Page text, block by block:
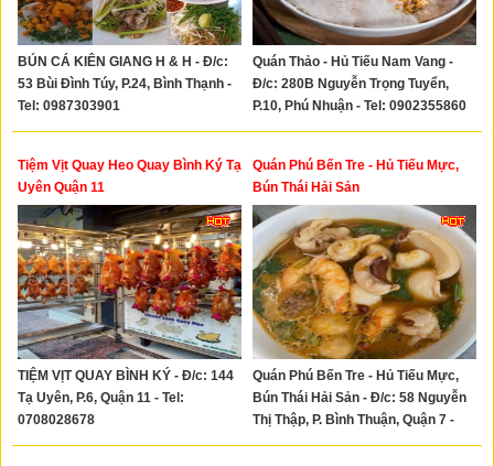
BÚN CÁ KIÊN GIANG H & H - Đ/c:
53 Bùi Đình Túy, P.24, Bình Thạnh -
Tel: 0987303901
Quán Thảo - Hủ Tiếu Nam Vang -
Đ/c: 280B Nguyễn Trọng Tuyển,
P.10, Phú Nhuận - Tel: 0902355860
Tiệm Vịt Quay Heo Quay Bình Ký Tạ
Uyên Quận 11
TIỆM VỊT QUAY BÌNH KÝ - Đ/c: 144
Tạ Uyên, P.6, Quận 11 - Tel:
0708028678
Quán Phú Bến Tre - Hủ Tiếu Mực,
Bún Thái Hải Sản
Quán Phú Bến Tre - Hủ Tiếu Mực,
Bún Thái Hải Sản - Đ/c: 58 Nguyễn
Thị Thập, P. Bình Thuận, Quận 7 -
Tel: 0907399062